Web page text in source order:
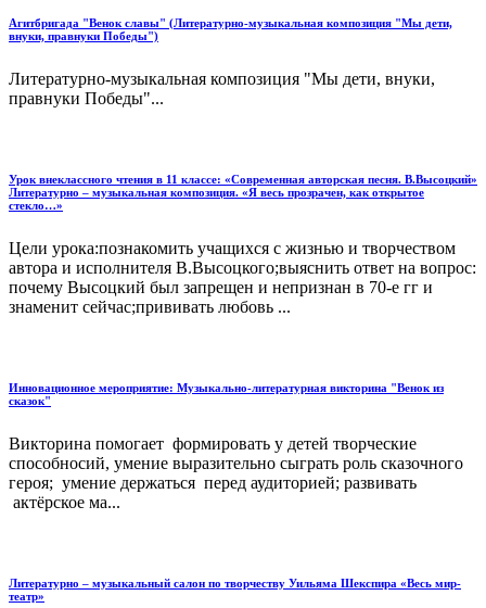
Агитбригада "Венок славы" (Литературно-музыкальная композиция "Мы дети,
внуки, правнуки Победы")
Литературно-музыкальная композиция "Мы дети, внуки,
правнуки Победы"...
Урок внеклассного чтения в 11 классе: «Современная авторская песня. В.Высоцкий»
Литературно – музыкальная композиция. «Я весь прозрачен, как открытое
стекло…»
Цели урока:познакомить учащихся с жизнью и творчеством
автора и исполнителя В.Высоцкого;выяснить ответ на вопрос:
почему Высоцкий был запрещен и непризнан в 70-е гг и
знаменит сейчас;прививать любовь ...
Инновационное мероприятие: Музыкально-литературная викторина "Венок из
сказок"
Викторина помогает формировать у детей творческие
способносий, умение выразительно сыграть роль сказочного
героя; умение держаться перед аудиторией; развивать
актёрское ма...
Литературно – музыкальный салон по творчеству Уильяма Шекспира «Весь мир-
театр»